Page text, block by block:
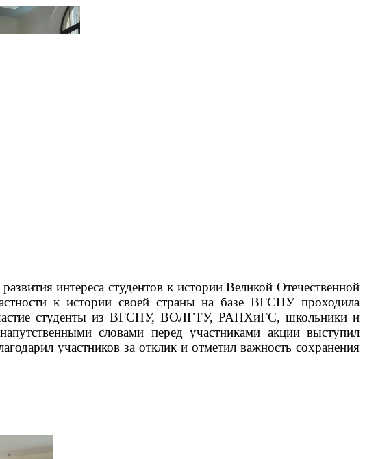
интереса студентов к истории Великой Отечественной
к истории своей страны на базе ВГСПУ проходила
студенты из ВГСПУ, ВОЛГТУ, РАНХиГС, школьники и
словами перед участниками акции выступил
участников за отклик и отметил важность сохранения